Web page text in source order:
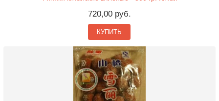
720,00 руб.
КУПИТЬ